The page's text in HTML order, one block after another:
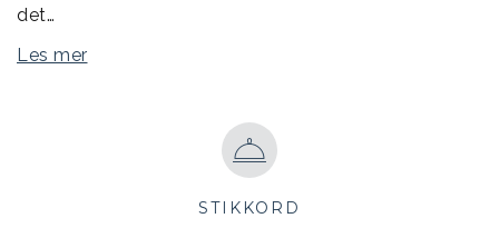
det…
Les mer
STIKKORD